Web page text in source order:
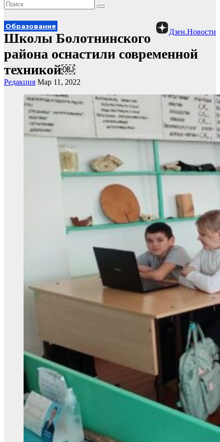
Дзен.Новости
Образование
Школы Болотнинского
района оснастили современной
техникой￼
Редакция Мар 11, 2022